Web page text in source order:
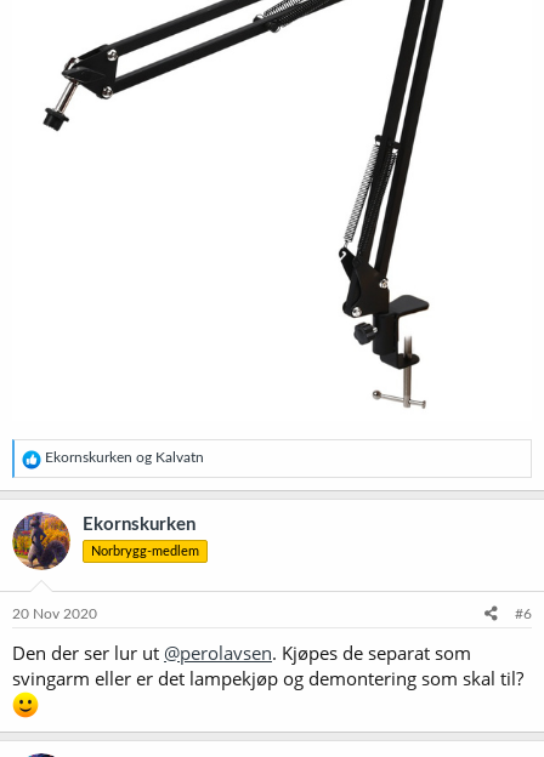
R
e
a
k
s
j
o
e
:
Ekornskurken og Kalvatn
Ekornskurken
Norbrygg-medlem
20 Nov 2020 #6
Den der ser lur ut @perolavsen. Kjøpes de separat som
svingarm eller er det lampekjøp og demontering som skal til?